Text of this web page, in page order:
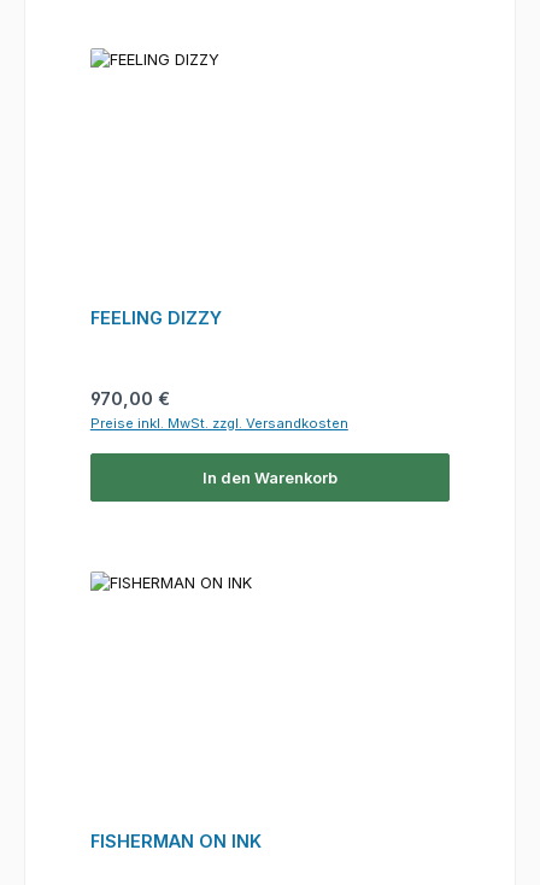
FEELING DIZZY
Regulärer Preis:
970,00 €
Preise inkl. MwSt. zzgl. Versandkosten
In den Warenkorb
FISHERMAN ON INK